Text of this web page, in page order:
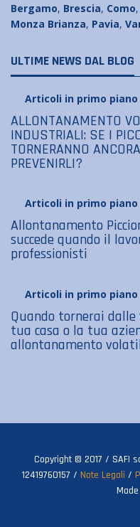
Bergamo, Brescia, Como,
Monza Brianza, Pavia,
ULTIME NEWS DAL BLOG
Articoli in primo piano
ALLONTANAMENTO
INDUSTRIALI: SE I
TORNERANNO
PREVENIRLI?
Articoli in primo piano
Allontanamento
succede quando il
professionisti
Articoli in primo piano
Quando tornerai
tua casa o la tua
allontanamento
Copyright © 2017 / SAFI
12419760157 / Note Legali /